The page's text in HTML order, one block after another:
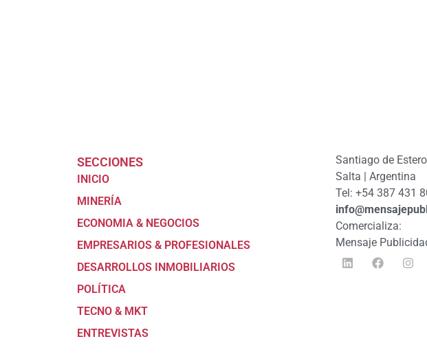
SECCIONES
INICIO
MINERÍA
ECONOMIA & NEGOCIOS
EMPRESARIOS & PROFESIONALES
DESARROLLOS INMOBILIARIOS
POLÍTICA
TECNO & MKT
ENTREVISTAS
Santiago de
Salta | Argentina
Tel: +54 387 431
Comercializa:
Mensaje